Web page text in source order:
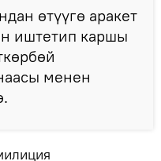
өтүүгө аракет
иштетип каршы
менен